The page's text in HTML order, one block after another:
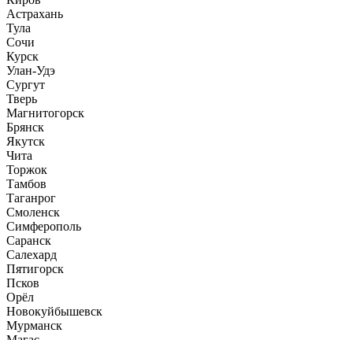
Астрахань
Тула
Сочи
Курск
Улан-Удэ
Сургут
Тверь
Магнитогорск
Брянск
Якутск
Чита
Торжок
Тамбов
Таганрог
Смоленск
Симферополь
Саранск
Салехард
Пятигорск
Псков
Орёл
Новокуйбышевск
Мурманск